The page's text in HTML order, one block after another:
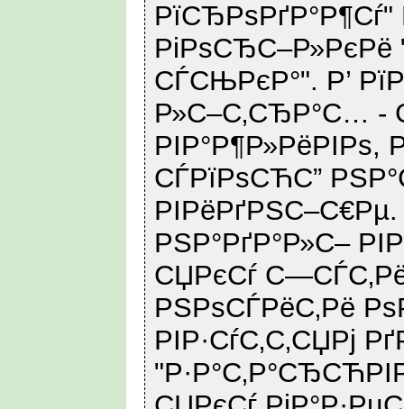
РіРѕСЂС–Р»РєРё
СЃСЊРєР°". Р’
Р»С–С‚СЂР°С… -
РІР°Р¶Р»РёРІРѕ,
СЃРїРѕСЋС”
РЅР°РґР°Р»С–
СЏРєСѓ
РЅРѕСЃРёС‚Рё
РІР·СѓС‚С‚СЏРј